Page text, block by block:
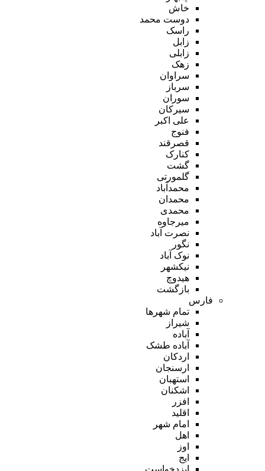
خاش
دوست محمد
راسک
زابل
زابلی
زهک
سراوان
سرباز
سوران
سیرکان
علی اکبر
فنوج
قصرقند
کنارک
گشت
گلمورتی
محمدآباد
محمدان
محمدی
میرجاوه
نصرت آباد
نگور
نوک آباد
نیکشهر
هیدوچ
بازگشت
فارس
تمام شهر‌ها
شیراز
آباده
آباده طشک
اردکان
ارسنجان
استهبان
اشکنان
افزر
اقلید
امام شهر
اهل
اوز
ایج
ایزدخواست